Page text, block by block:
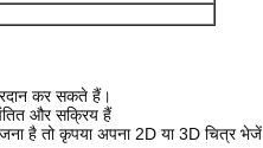
कर सकते हैं।
और सक्रिय हैं
है तो कृपया अपना 2D या 3D चित्र भेजें